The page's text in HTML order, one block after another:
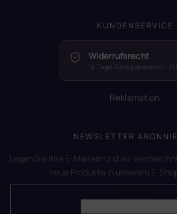
KUNDENSERVICE
Widerrufsrecht
14 Tage Rückgaberecht – EU
Reklamation
NEWSLETTER
Legen Sie Ihre E-Mail ein und wir werden
neue Produkte in unserem E-